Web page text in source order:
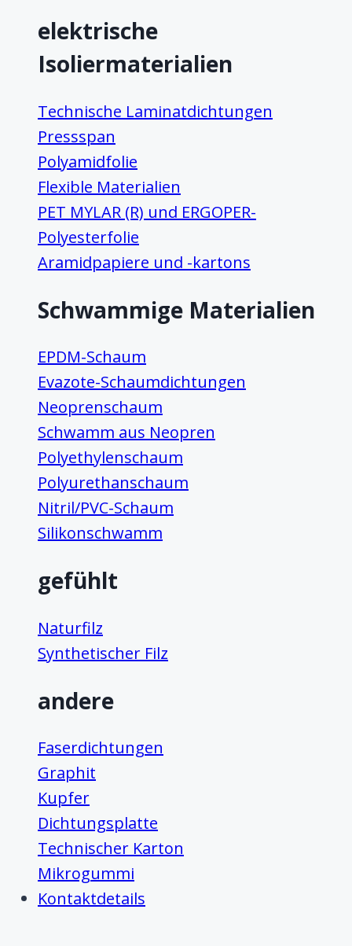
elektrische
Isoliermaterialien
Technische Laminatdichtungen
Pressspan
Polyamidfolie
Flexible Materialien
PET MYLAR (R) und ERGOPER-
Polyesterfolie
Aramidpapiere und -kartons
Schwammige Materialien
EPDM-Schaum
Evazote-Schaumdichtungen
Neoprenschaum
Schwamm aus Neopren
Polyethylenschaum
Polyurethanschaum
Nitril/PVC-Schaum
Silikonschwamm
gefühlt
Naturfilz
Synthetischer Filz
andere
Faserdichtungen
Graphit
Kupfer
Dichtungsplatte
Technischer Karton
Mikrogummi
Kontaktdetails